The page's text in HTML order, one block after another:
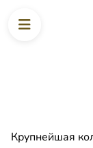
Крупнейшая